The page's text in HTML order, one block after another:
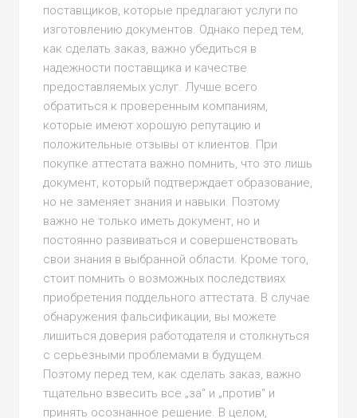
поставщиков, которые предлагают услуги по
изготовлению документов. Однако перед тем,
как сделать заказ, важно убедиться в
надежности поставщика и качестве
предоставляемых услуг. Лучше всего
обратиться к проверенным компаниям,
которые имеют хорошую репутацию и
положительные отзывы от клиентов. При
покупке аттестата важно помнить, что это лишь
документ, который подтверждает образование,
но не заменяет знания и навыки. Поэтому
важно не только иметь документ, но и
постоянно развиваться и совершенствовать
свои знания в выбранной области. Кроме того,
стоит помнить о возможных последствиях
приобретения поддельного аттестата. В случае
обнаружения фальсификации, вы можете
лишиться доверия работодателя и столкнуться
с серьезными проблемами в будущем.
Поэтому перед тем, как сделать заказ, важно
тщательно взвесить все „за“ и „против“ и
принять осознанное решение. В целом,